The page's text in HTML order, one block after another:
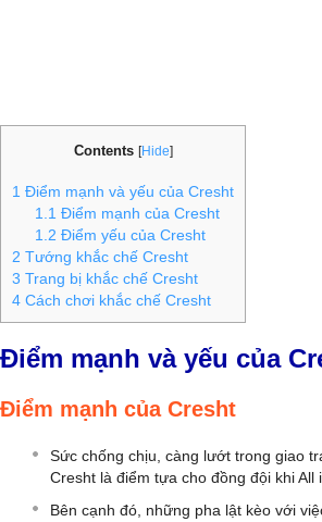
Contents [Hide]
1 Điểm mạnh và yếu của Cresht
1.1 Điểm mạnh của Cresht
1.2 Điểm yếu của Cresht
2 Tướng khắc chế Cresht
3 Trang bị khắc chế Cresht
4 Cách chơi khắc chế Cresht
Điểm mạnh và yếu của
Điểm mạnh của Cresht
Sức chống chịu, càng lướt trong giao
Cresht là điểm tựa cho đồng đội khi All
Bên cạnh đó, những pha lật kèo với